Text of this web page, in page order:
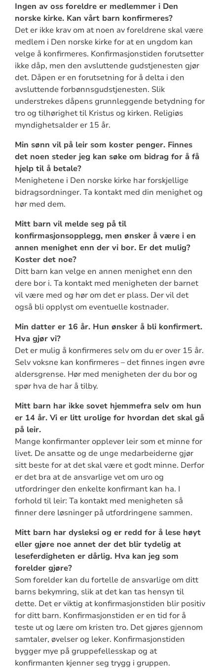
Ingen av oss foreldre er medlemmer i Den
norske kirke. Kan vårt barn konfirmeres?
Det er ikke krav om at noen av foreldrene skal være
medlem i Den norske kirke for at en ungdom kan
velge å konfirmeres. Konfirmasjonstiden forutsetter
ikke dåp, men den avsluttende gudstjenesten gjør
det. Dåpen er en forutsetning for å delta i den
avsluttende forbønnsgudstjenesten. Slik
understrekes dåpens grunnleggende betydning for
tro og tilhørighet til Kristus og kirken. Religiøs
myndighetsalder er 15 år.
Min sønn vil på leir som koster penger. Finnes
det noen steder jeg kan søke om bidrag for å få
hjelp til å betale?
Menighetene i Den norske kirke har forskjellige
bidragsordninger. Ta kontakt med din menighet og
hør med dem.
Mitt barn vil melde seg på til
konfirmasjonsopplegg, men ønsker å være i en
annen menighet enn der vi bor. Er det mulig?
Koster det noe?
Ditt barn kan velge en annen menighet enn den
dere bor i. Ta kontakt med menigheten der barnet
vil være med og hør om det er plass. Der vil det
også bli opplyst om eventuelle kostnader.
Min datter er 16 år. Hun ønsker å bli konfirmert.
Hva gjør vi?
Det er mulig å konfirmeres selv om du er over 15 år.
Selv voksne kan konfirmeres – det finnes ingen øvre
aldersgrense. Hør med menigheten der du bor og
spør hva de har å tilby.
Mitt barn har ikke sovet hjemmefra selv om hun
er 14 år. Vi er litt urolige for hvordan det skal gå
på leir.
Mange konfirmanter opplever leir som et minne for
livet. De ansatte og de unge medarbeiderne gjør
sitt beste for at det skal være et godt minne. Derfor
er det bra at de ansvarlige vet om uro og
utfordringer den enkelte konfirmant kan ha. I
forhold til leir: Ta kontakt med menigheten så
finner dere løsninger på utfordringene sammen.
Mitt barn har dysleksi og er redd for å lese høyt
eller gjøre noe annet der det blir tydelig at
leseferdigheten er dårlig. Hva kan jeg som
forelder gjøre?
Som forelder kan du fortelle de ansvarlige om ditt
barns bekymring, slik at det kan tas hensyn til
dette. Det er viktig at konfirmasjonstiden blir positiv
for ditt barn. Konfirmasjonstiden er en tid for å
teste ut og lære om kristen tro. Det gjøres gjennom
samtaler, øvelser og leker. Konfirmasjonstiden
bygger mye på gruppefellesskap og at
konfirmanten kjenner seg trygg i gruppen.